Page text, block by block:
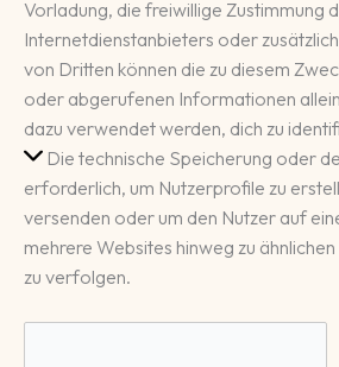
Vorladung, die freiwillige Zustimmung
Internetdienstanbieters oder
von Dritten können die zu diesem
oder abgerufenen Informationen
dazu verwendet werden, dich zu
Die technische Speicherung oder
erforderlich, um Nutzerprofile zu
versenden oder um den Nutzer auf
mehrere Websites hinweg zu
zu verfolgen.